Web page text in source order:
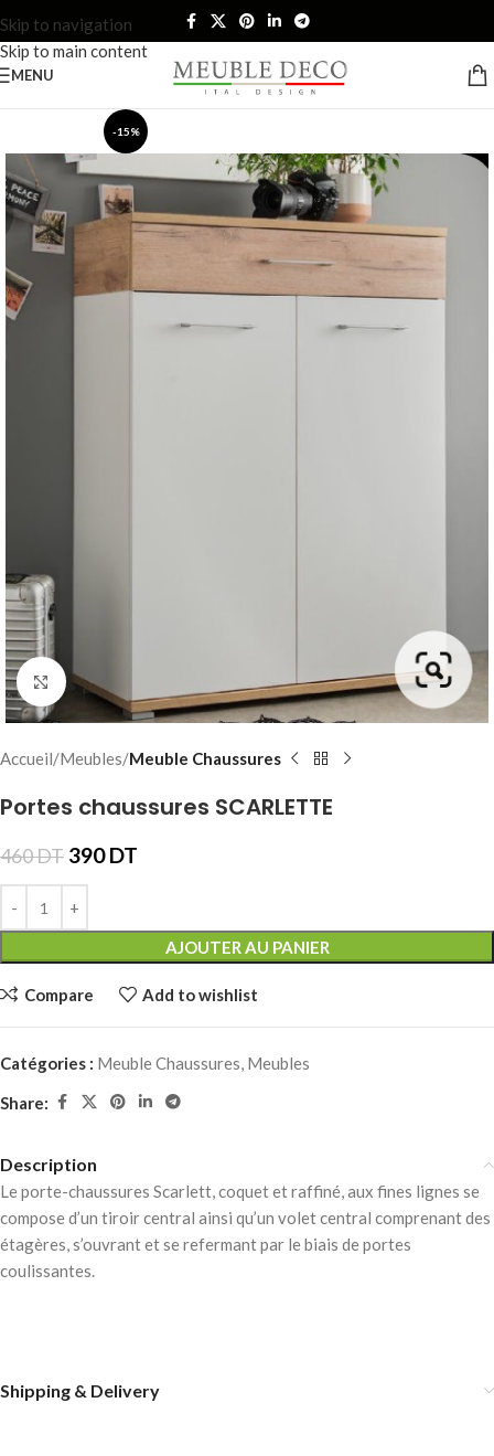
Skip to navigation
Skip to main content
MENU
-15%
Click to enlarge
Accueil Meubles Meuble Chaussures
Portes chaussures SCARLETTE
460DT 390DT
AJOUTER AU PANIER
Compare Add to wishlist
Catégories : Meuble Chaussures, Meubles
Share:
Description
Le porte-chaussures Scarlett, coquet et raffiné, aux fines lignes se
compose d’un tiroir central ainsi qu’un volet central comprenant des
étagères, s’ouvrant et se refermant par le biais de portes
coulissantes.
Shipping & Delivery